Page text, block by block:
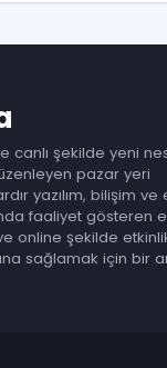
canlı şekilde yeni
pazar yeri
yazılım, bilişim ve
faaliyet gösteren
online şekilde
sağlamak için bir